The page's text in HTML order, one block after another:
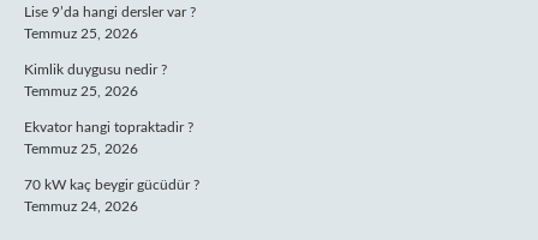
Lise 9’da hangi dersler var ?
Temmuz 25, 2026
Kimlik duygusu nedir ?
Temmuz 25, 2026
Ekvator hangi topraktadir ?
Temmuz 25, 2026
70 kW kaç beygir gücüdür ?
Temmuz 24, 2026